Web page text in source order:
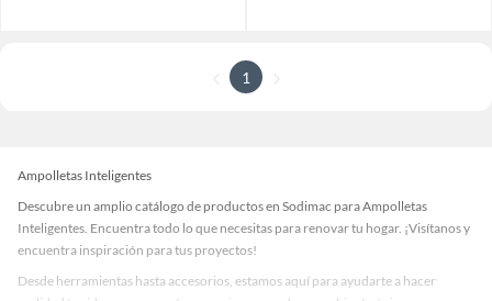
1
Ampolletas Inteligentes
Descubre un amplio catálogo de productos en Sodimac para Ampolletas
Inteligentes. Encuentra todo lo que necesitas para renovar tu hogar. ¡Visítanos y
encuentra inspiración para tus proyectos!
Desde herramientas hasta accesorios, estamos aquí para ayudarte a hacer